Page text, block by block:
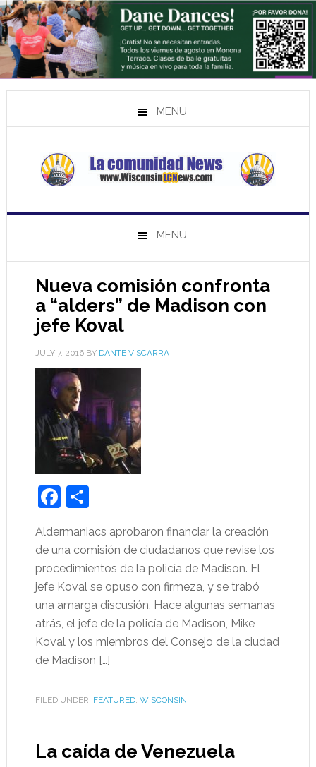
MENU
MENU
Nueva comisión confronta
a “alders” de Madison con
jefe Koval
JULY 7, 2016BY DANTE VISCARRA
Facebook
Share
Aldermaniacs aprobaron financiar la creación
de una comisión de ciudadanos que revise los
procedimientos de la policía de Madison. El
jefe Koval se opuso con firmeza, y se trabó
una amarga discusión. Hace algunas semanas
atrás, el jefe de la policía de Madison, Mike
Koval y los miembros del Consejo de la ciudad
de Madison […]
FILED UNDER: FEATURED, WISCONSIN
La caída de Venezuela